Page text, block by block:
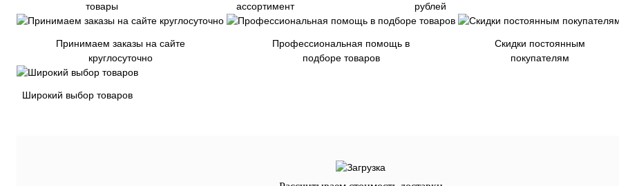
товары
ассортимент
рублей
Принимаем заказы на сайте
круглосуточно
Профессиональная помощь в
подборе товаров
Скидки постоянным
покупателям
Широкий выбор товаров